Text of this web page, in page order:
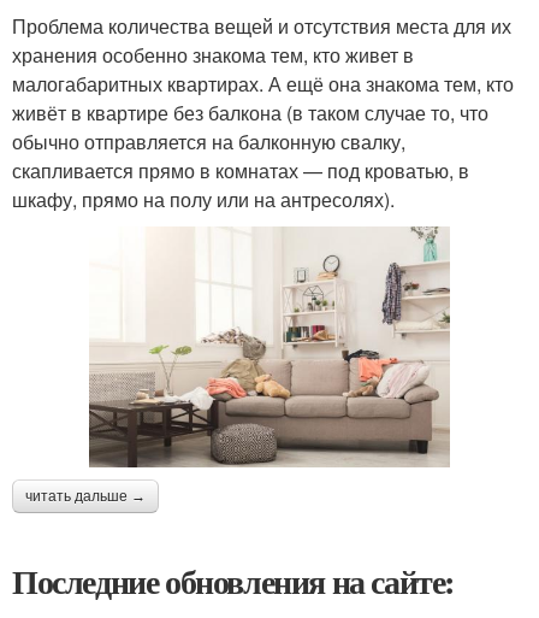
Проблема количества вещей и отсутствия места для их
хранения особенно знакома тем, кто живет в
малогабаритных квартирах. А ещё она знакома тем, кто
живёт в квартире без балкона (в таком случае то, что
обычно отправляется на балконную свалку,
скапливается прямо в комнатах — под кроватью, в
шкафу, прямо на полу или на антресолях).
читать дальше →
Последние обновления на сайте: